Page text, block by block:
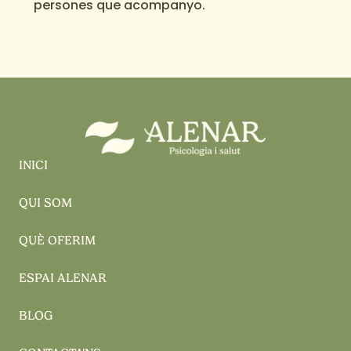
persones que acompanyo.
INICI
QUI SOM
QUÈ OFERIM
ESPAI ALENAR
BLOG